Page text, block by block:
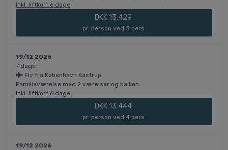
Inkl. liftkort 6 dage
DKK 13.429
pr. person ved 3 pers.
19/12 2026
7 dage
Fly fra København Kastrup
Familieværelse med 2 værelser og balkon
Inkl. liftkort 6 dage
DKK 13.444
pr. person ved 4 pers.
19/12 2026